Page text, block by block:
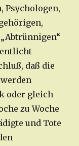
Psychologen,
daß die
oder gleich
zu Woche
und Tote